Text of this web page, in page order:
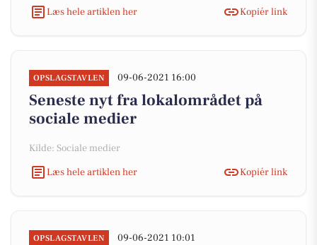
Læs hele artiklen her
Kopiér link
OPSLAGSTAVLEN 09-06-2021 16:00
Seneste nyt fra lokalområdet på
sociale medier
Kilde: Sociale medier
Læs hele artiklen her
Kopiér link
OPSLAGSTAVLEN 09-06-2021 10:01